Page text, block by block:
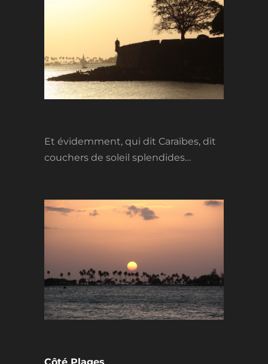
Et évidemment, qui dit Caraïbes, dit
couchers de soleil splendides…
Côté Plages